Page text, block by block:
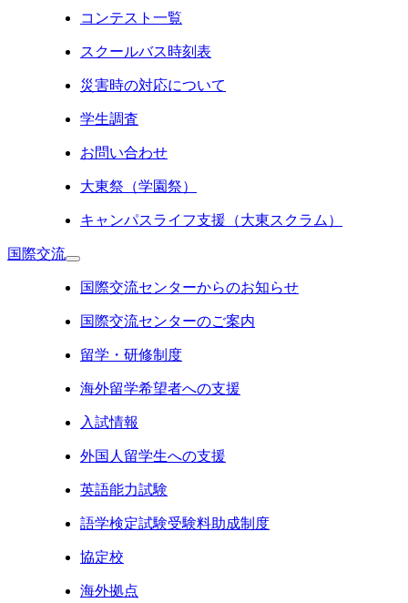
コンテスト一覧
スクールバス時刻表
災害時の対応について
学生調査
お問い合わせ
大東祭（学園祭）
キャンパスライフ支援（大東スクラム）
国際交流
国際交流センターからのお知らせ
国際交流センターのご案内
留学・研修制度
海外留学希望者への支援
入試情報
外国人留学生への支援
英語能力試験
語学検定試験受験料助成制度
協定校
海外拠点